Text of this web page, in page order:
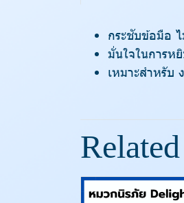
กระชับข้อมือ
มั่นใจในการห
เหมาะสำหรับ